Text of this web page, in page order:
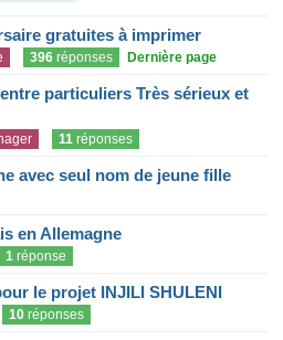
gratuites à imprimer
396 réponses Dernière page
particuliers Très sérieux et
11 réponses
avec seul nom de jeune fille
en Allemagne
1 réponse
le projet INJILI SHULENI
10 réponses